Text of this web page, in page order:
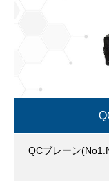
QCブレーン